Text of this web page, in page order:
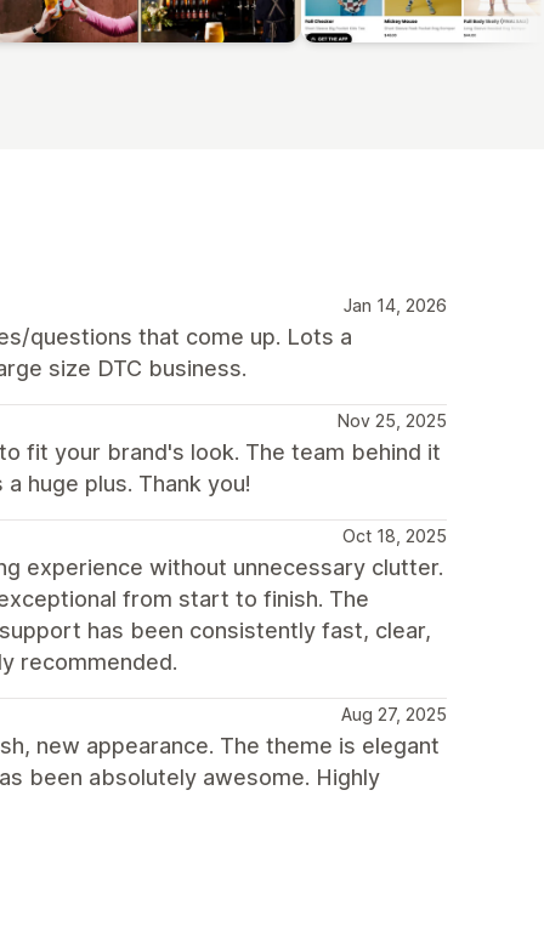
Jan 14, 2026
questions that come up. Lots a
size DTC business.
Nov 25, 2025
fit your brand's look. The team behind it
huge plus. Thank you!
Oct 18, 2025
experience without unnecessary clutter.
from start to finish. The
has been consistently fast, clear,
recommended.
Aug 27, 2025
new appearance. The theme is elegant
been absolutely awesome. Highly